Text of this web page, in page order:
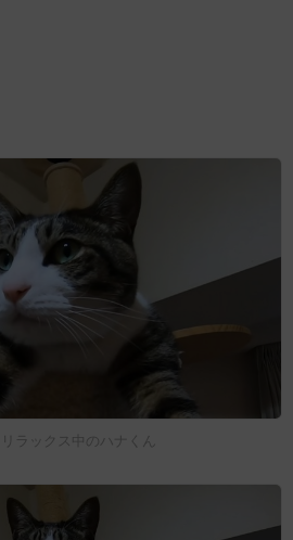
リラックス中のハナくん